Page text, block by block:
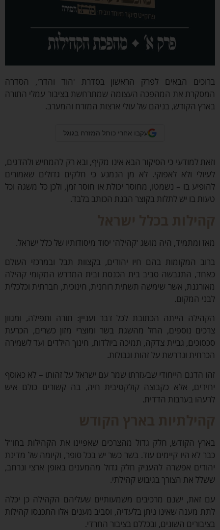
הבאים לפרק הראשון בסדרת 'הוד והדר', הסדרה
את המהפכה העצומה שמתרחשת בציבור עמלי התורה
הקודש, בניהם של עולי ארצות המזרח והמערב.
עקבו אחרי כותל המזרח בגוגל
למודעי כי הסיקור הבא אינו מקיף, ובא רק להמחיש ולהדגים,
ולא לאפוקי. לא מן הנמנע כי חלקים גדולים שאמורים
בו – נשמטו, מחוסר יכולת או חוסר זמן, ולכן כל משגה וכל
בו יש לתלות בקוצר הבנת הכותב בלבד.
ומתמיד, היה מושג 'קהילה' יסוד מיסודותיו של כלל ישראל.
המקומות בהם חיו יהודים, בקצוות תבל ובמרכזי העולם
התגבשה סביב בית הכנסת ובית המדרש המקומי קהילה
אשר שימשה תשתית רוחנית, חינוכית, חברתית וכלכלית
המקום.
הייתה הכתובת לכל דבר ועניין: תורה ותפילה, ומגוון
נוספים, החל מהשגת בשר ומוצרי מזון כשרים, הכרעת
גביית צדקה, תמיכה ביולדות, חינוך הילדים ועד לשמירה
ונדרשת על זהות וגבולות.
הדגם הייחודי שבעזרתו שמר עם ישראל על זהותו – לא כאוסף
אלא כקבוצה קולקטיבית חיה, בה קשורים כולם איש
בערבות הדדית.
הקודש, חלק גדול מהצרכים שאפיינו את הקהילות בחו"ל
לא היו קיימים עוד. בשר כשר יש בכל סופר, וקיומה של מדינת
אפשרה להעניק חלק גדול מהמענים באופן ארצי ונרחב,
את הצורך בגיבוש קהילתי.
ישנם מרכיבים משמעותיים שעליהם הקהילה כן יכלה
מענה שאינו ניתן בלעדיה, וסביב מענים אלו התכנסו קהילות
השונים, ובכללם בציבור החרדי.